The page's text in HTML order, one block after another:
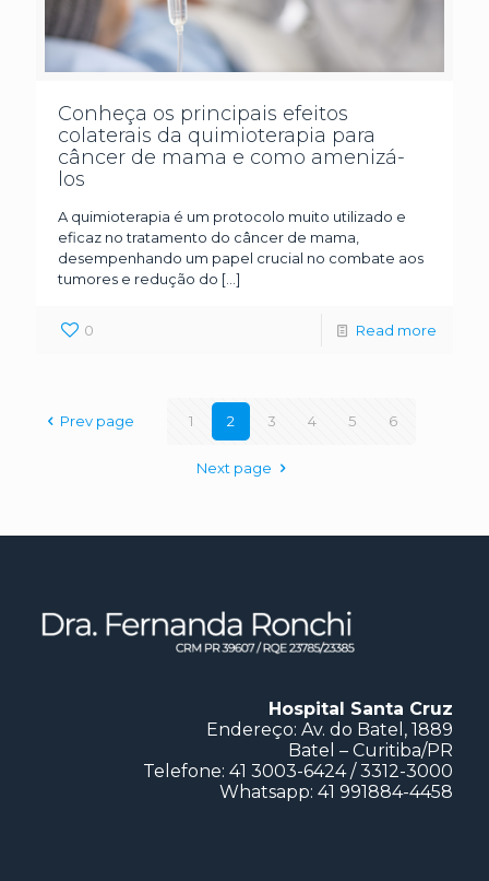
Conheça os principais efeitos
colaterais da quimioterapia para
câncer de mama e como amenizá-
los
A quimioterapia é um protocolo muito utilizado e
eficaz no tratamento do câncer de mama,
desempenhando um papel crucial no combate aos
tumores e redução do […]
0 Read more
Prev page 1 2 3 4 5 6
Next page
Hospital Santa Cruz
Endereço: Av. do Batel, 1889
Batel – Curitiba/PR
Telefone: 41 3003-6424 / 3312-3000
Whatsapp: 41 991884-4458